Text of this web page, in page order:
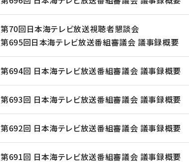
第70回日本海テレビ放送視聴者懇談会
第695回日本海テレビ放送番組審議会 議事録概要
第694回 日本海テレビ放送番組審議会 議事録概要
第693回 日本海テレビ放送番組審議会 議事録概要
第692回 日本海テレビ放送番組審議会 議事録概要
第691回 日本海テレビ放送番組審議会 議事録概要